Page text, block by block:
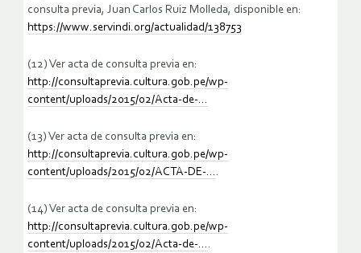
consulta previa, Juan Carlos Ruiz Molleda, disponible en:
https://www.servindi.org/actualidad/138753
(12) Ver acta de consulta previa en:
http://consultaprevia.cultura.gob.pe/wp-
content/uploads/2015/02/Acta-de-…
(13) Ver acta de consulta previa en:
http://consultaprevia.cultura.gob.pe/wp-
content/uploads/2015/02/ACTA-DE-… .
(14) Ver acta de consulta previa en:
http://consultaprevia.cultura.gob.pe/wp-
content/uploads/2015/02/Acta-de-… .